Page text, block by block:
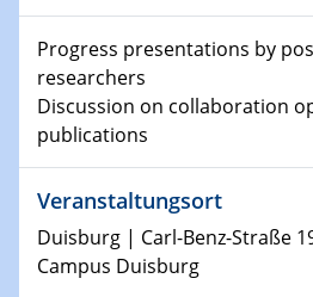
Physikalisches Kolloquium
Shaping the future: The role of
world
14.01.2025
SFB 1242 Kolloquium
15.01.2025
Physikalisches Kolloquium
Comets – Why Should We Study
Progress presentations by
researchers
Discussion on collaboration
publications
Veranstaltungsort
Duisburg | Carl-Benz-Straße
Campus Duisburg